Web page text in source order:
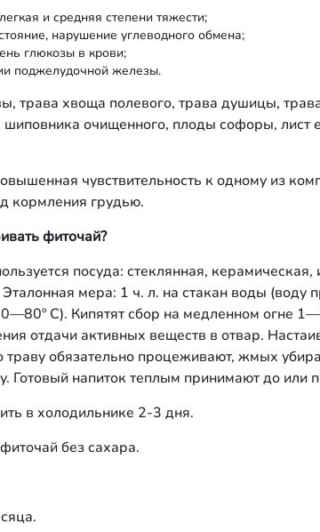
и средняя степени тяжести;
нарушение углеводного обмена;
глюкозы в крови;
поджелудочной железы.
трава хвоща полевого, трава душицы,
очищенного, плоды софоры, лист
чувствительность к одному из
кормления грудью.
фиточай?
посуда: стеклянная,
мера: 1 ч. л. на стакан воды (воду
С). Кипятят сбор на медленном огне
отдачи активных веществ в отвар.
траву обязательно процеживают, жмых
Готовый напиток теплым принимают до или
в холодильнике 2-3 дня.
без сахара.